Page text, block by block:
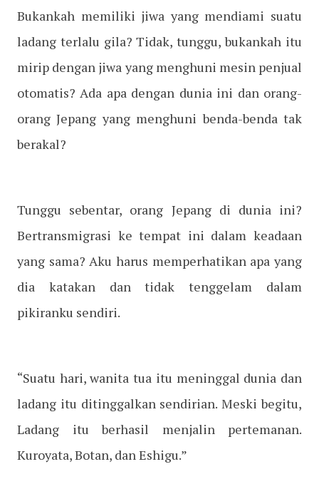
Bukankah memiliki jiwa yang mendiami suatu
ladang terlalu gila? Tidak, tunggu, bukankah itu
mirip dengan jiwa yang menghuni mesin penjual
otomatis? Ada apa dengan dunia ini dan orang-
orang Jepang yang menghuni benda-benda tak
berakal?
Tunggu sebentar, orang Jepang di dunia ini?
Bertransmigrasi ke tempat ini dalam keadaan
yang sama? Aku harus memperhatikan apa yang
dia katakan dan tidak tenggelam dalam
pikiranku sendiri.
“Suatu hari, wanita tua itu meninggal dunia dan
ladang itu ditinggalkan sendirian. Meski begitu,
Ladang itu berhasil menjalin pertemanan.
Kuroyata, Botan, dan Eshigu.”